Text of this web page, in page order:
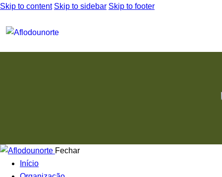
Skip to content Skip to sidebar Skip to footer
Fechar
Início